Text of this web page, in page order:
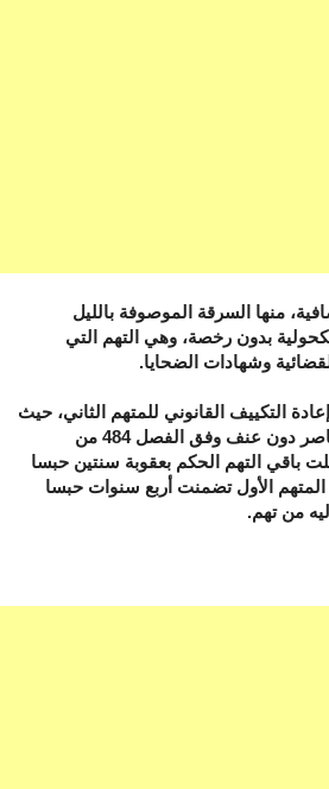
منها السرقة الموصوفة بالليل
بدون رخصة، وهي التهم التي
وشهادات الضحايا.
التكييف القانوني للمتهم الثاني، حيث
أدين بـ جنحة هتك عرض قاصر دون عنف وفق الفصل 484 من
باقي التهم الحكم بعقوبة سنتين حبسا
المتهم الأول تضمنت أربع سنوات حبسا
من تهم.